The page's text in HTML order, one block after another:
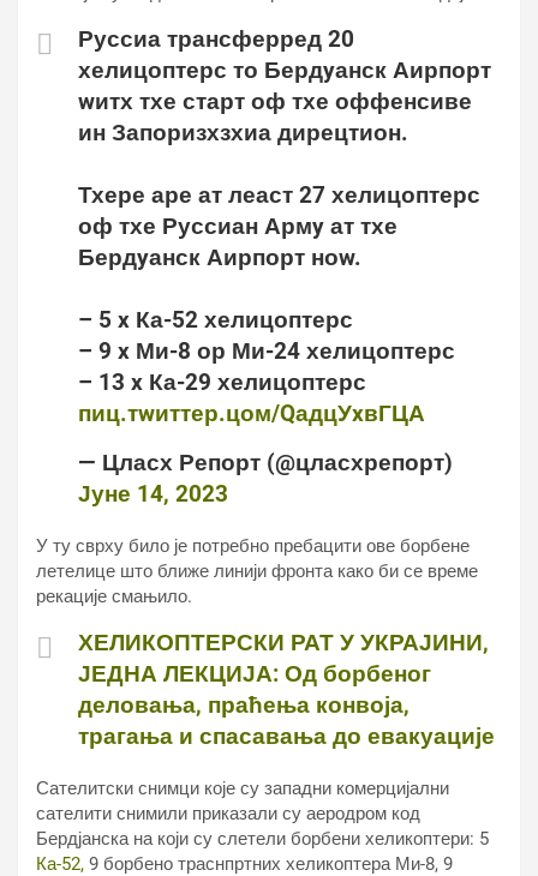
Руссиа трансферред 20
хелицоптерс то Бердyанск Аирпорт
wитх тхе старт оф тхе оффенсиве
ин Запоризхзхиа дирецтион.
Тхере аре ат леаст 27 хелицоптерс
оф тхе Руссиан Армy ат тхе
Бердyанск Аирпорт ноw.
– 5 x Ка-52 хелицоптерс
– 9 x Ми-8 ор Ми-24 хелицоптерс
– 13 x Ка-29 хелицоптерс
пиц.тwиттер.цом/QадцУxвГЦА
— Цласх Репорт (@цласхрепорт)
Јуне 14, 2023
У ту сврху било је потребно пребацити ове борбене
летелице што ближе линији фронта како би се време
рекације смањило.
ХЕЛИКОПТЕРСКИ РАТ У УКРАЈИНИ,
ЈЕДНА ЛЕКЦИЈА: Од борбеног
деловања, праћења конвоја,
трагања и спасавања до евакуације
Сателитски снимци које су западни комерцијални
сателити снимили приказали су аеродром код
Бердјанска на који су слетели борбени хеликоптери: 5
Ка-52, 9 борбено траснпртних хеликоптера Ми-8, 9